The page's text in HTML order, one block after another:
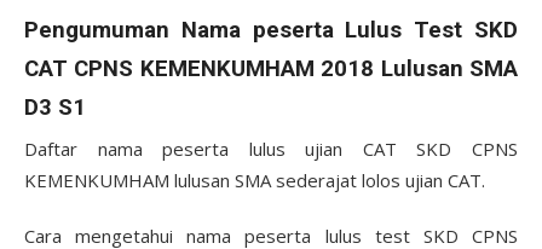
Pengumuman Nama peserta Lulus Test SKD
CAT CPNS KEMENKUMHAM 2018 Lulusan SMA
D3 S1
Daftar nama peserta lulus ujian CAT SKD CPNS
KEMENKUMHAM lulusan SMA sederajat lolos ujian CAT.
Cara mengetahui nama peserta lulus test SKD CPNS